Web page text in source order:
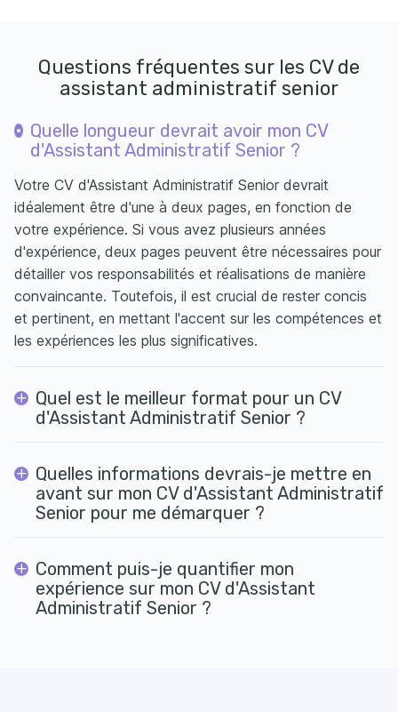
Questions fréquentes sur les CV de
assistant administratif senior
Quelle longueur devrait avoir mon CV
d'Assistant Administratif Senior ?
Votre CV d'Assistant Administratif Senior devrait
idéalement être d'une à deux pages, en fonction de
votre expérience. Si vous avez plusieurs années
d'expérience, deux pages peuvent être nécessaires pour
détailler vos responsabilités et réalisations de manière
convaincante. Toutefois, il est crucial de rester concis
et pertinent, en mettant l'accent sur les compétences et
les expériences les plus significatives.
Quel est le meilleur format pour un CV
d'Assistant Administratif Senior ?
Quelles informations devrais-je mettre en
avant sur mon CV d'Assistant Administratif
Senior pour me démarquer ?
Comment puis-je quantifier mon
expérience sur mon CV d'Assistant
Administratif Senior ?